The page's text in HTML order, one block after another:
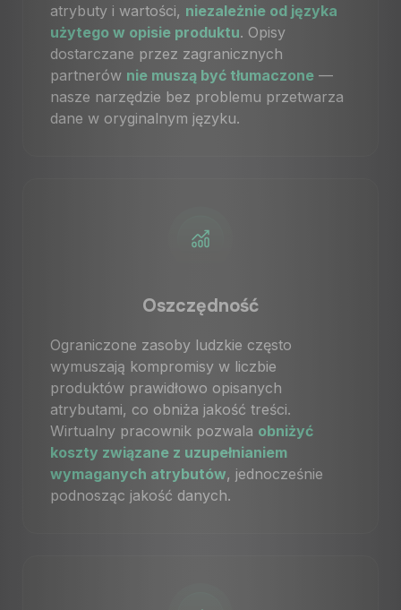
atrybuty i wartości, niezależnie od języka
użytego w opisie produktu. Opisy
dostarczane przez zagranicznych
partnerów nie muszą być tłumaczone —
nasze narzędzie bez problemu przetwarza
dane w oryginalnym języku.
Oszczędność
Ograniczone zasoby ludzkie często
wymuszają kompromisy w liczbie
produktów prawidłowo opisanych
atrybutami, co obniża jakość treści.
Wirtualny pracownik pozwala obniżyć
koszty związane z uzupełnianiem
wymaganych atrybutów, jednocześnie
podnosząc jakość danych.